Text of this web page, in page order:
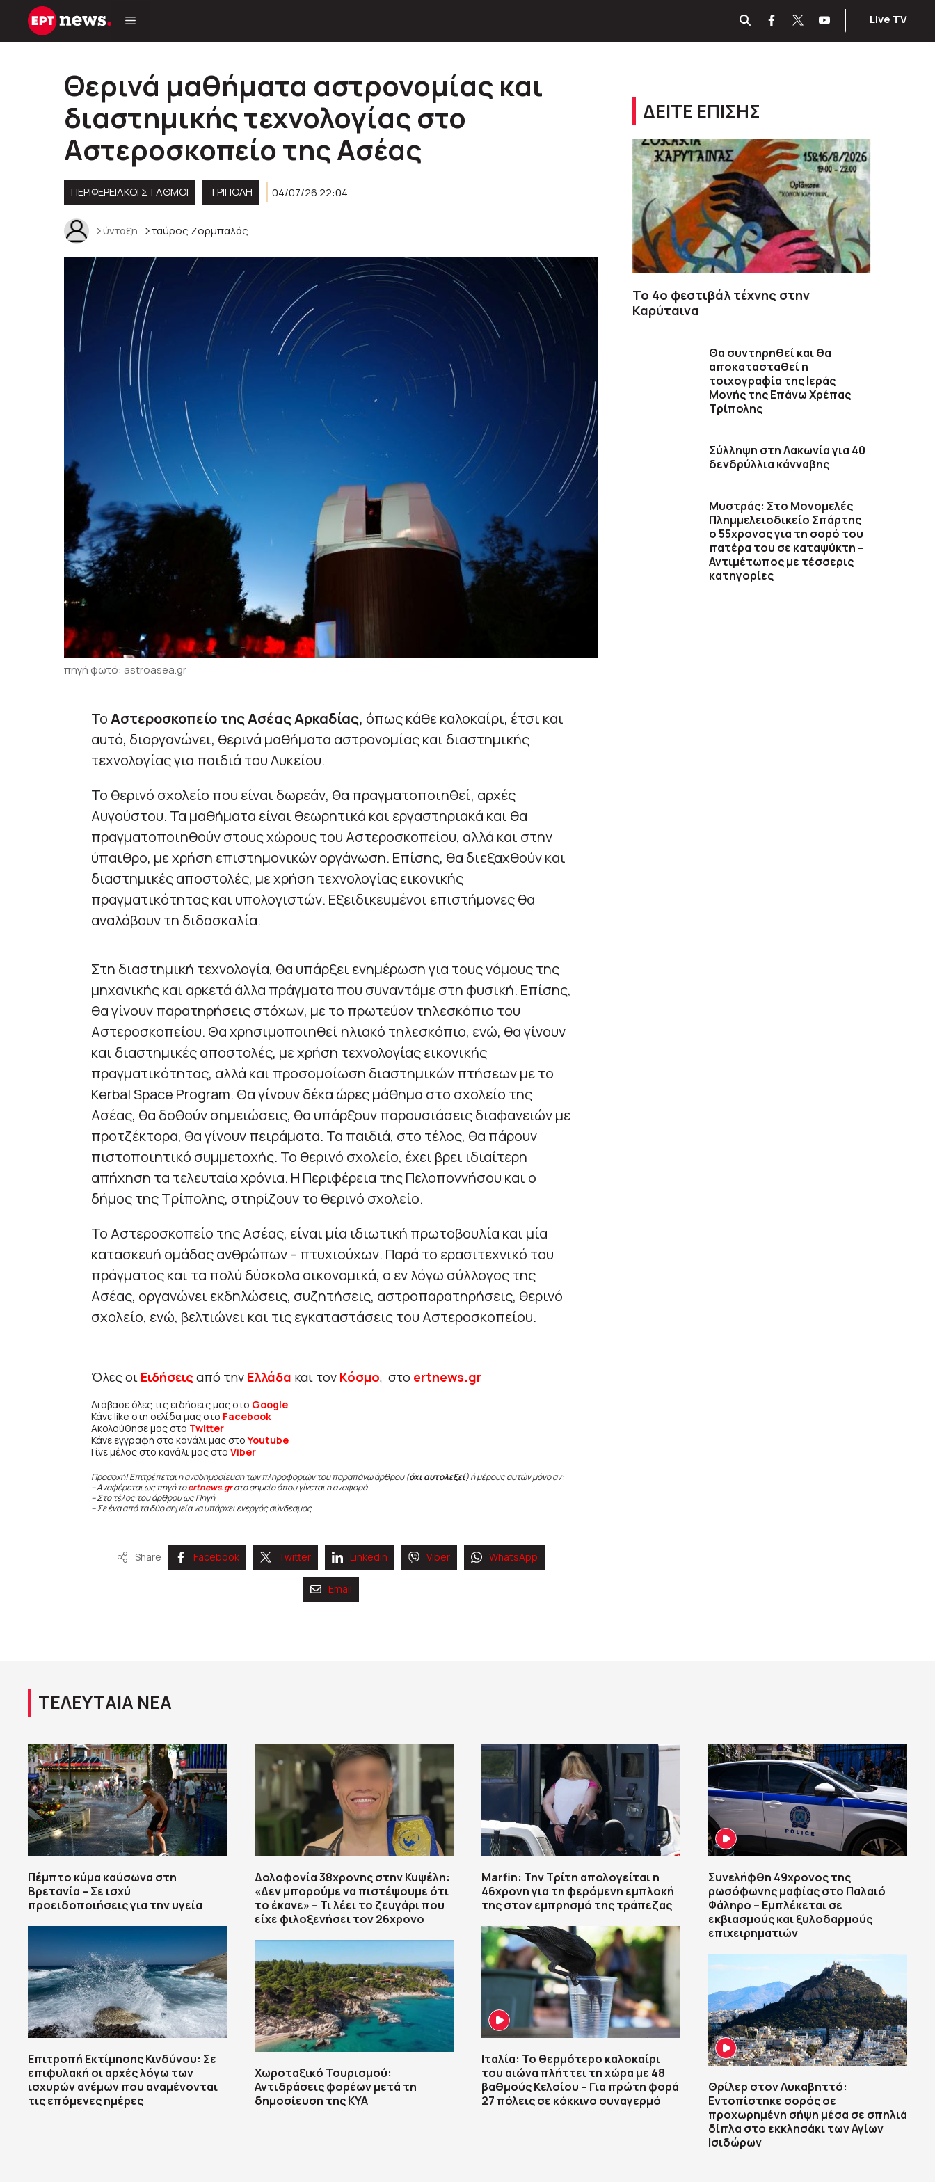
Μετάβαση
Live TV
Θερινά μαθήματα αστρονομίας και
διαστημικής τεχνολογίας στο
Αστεροσκοπείο της Ασέας
ΠΕΡΙΦΕΡΕΙΑΚΟΊ ΣΤΑΘΜΟΊ ΤΡΙΠΟΛΗ 04/07/26 22:04
Σύνταξη Σταύρος Ζορμπαλάς
πηγή φωτό: astroasea.gr
ΤοΑστεροσκοπείο της Ασέας Αρκαδίας, όπως κάθε καλοκαίρι, έτσι και
αυτό, διοργανώνει, θερινά μαθήματα αστρονομίας και διαστημικής
τεχνολογίας για παιδιά του Λυκείου.
Το θερινό σχολείο που είναι δωρεάν, θα πραγματοποιηθεί, αρχές
Αυγούστου. Τα μαθήματα είναι θεωρητικά και εργαστηριακά και θα
πραγματοποιηθούν στους χώρους του Αστεροσκοπείου, αλλά και στην
ύπαιθρο, με χρήση επιστημονικών οργάνωση. Επίσης, θα διεξαχθούν και
διαστημικές αποστολές, με χρήση τεχνολογίας εικονικής
πραγματικότητας και υπολογιστών. Εξειδικευμένοι επιστήμονες θα
αναλάβουν τη διδασκαλία.
Στη διαστημική τεχνολογία, θα υπάρξει ενημέρωση για τους νόμους της
μηχανικής και αρκετά άλλα πράγματα που συναντάμε στη φυσική. Επίσης,
θα γίνουν παρατηρήσεις στόχων, με το πρωτεύον τηλεσκόπιο του
Αστεροσκοπείου. Θα χρησιμοποιηθεί ηλιακό τηλεσκόπιο, ενώ, θα γίνουν
και διαστημικές αποστολές, με χρήση τεχνολογίας εικονικής
πραγματικότητας, αλλά και προσομοίωση διαστημικών πτήσεων με το
Kerbal Space Program. Θα γίνουν δέκα ώρες μάθημα στο σχολείο της
Ασέας, θα δοθούν σημειώσεις, θα υπάρξουν παρουσιάσεις διαφανειών με
προτζέκτορα, θα γίνουν πειράματα. Τα παιδιά, στο τέλος, θα πάρουν
πιστοποιητικό συμμετοχής. Το θερινό σχολείο, έχει βρει ιδιαίτερη
απήχηση τα τελευταία χρόνια. Η Περιφέρεια της Πελοποννήσου και ο
δήμος της Τρίπολης, στηρίζουν το θερινό σχολείο.
Το Αστεροσκοπείο της Ασέας, είναι μία ιδιωτική πρωτοβουλία και μία
κατασκευή ομάδας ανθρώπων – πτυχιούχων. Παρά το ερασιτεχνικό του
πράγματος και τα πολύ δύσκολα οικονομικά, ο εν λόγω σύλλογος της
Ασέας, oργανώνει εκδηλώσεις, συζητήσεις, αστροπαρατηρήσεις, θερινό
σχολείο, ενώ, βελτιώνει και τις εγκαταστάσεις του Αστεροσκοπείου.
Όλες οι Ειδήσεις από την Ελλάδα και τον Κόσμο, στο ertnews.gr
Διάβασε όλες τις ειδήσεις μας στο Google
Κάνε like στη σελίδα μας στο Facebook
Ακολούθησε μας στο Twitter
Κάνε εγγραφή στο κανάλι μας στοYoutube
Γίνε μέλος στο κανάλι μας στο Viber
Προσοχή! Επιτρέπεται η αναδημοσίευση των πληροφοριών του παραπάνω άρθρου (όχι αυτολεξεί) ή μέρους αυτών μόνο αν:
– Αναφέρεται ως πηγή τοertnews.gr στο σημείο όπου γίνεται η αναφορά.
– Στο τέλος του άρθρου ως Πηγή
– Σε ένα από τα δύο σημεία να υπάρχει ενεργός σύνδεσμος
Share Facebook Twitter Linkedin Viber WhatsApp
Email
ΔΕΙΤΕ ΕΠΙΣΗΣ
To 4ο φεστιβάλ τέχνης στην
Καρύταινα
Θα συντηρηθεί και θα
αποκατασταθεί η
τοιχογραφία της Ιεράς
Μονής της Επάνω Χρέπας
Τρίπολης
Σύλληψη στη Λακωνία για 40
δενδρύλλια κάνναβης
Μυστράς: Στο Μονομελές
Πλημμελειοδικείο Σπάρτης
ο 55χρονος για τη σορό του
πατέρα του σε καταψύκτη –
Αντιμέτωπος με τέσσερις
κατηγορίες
ΤΕΛΕΥΤΑΙΑ ΝΕΑ
Πέμπτο κύμα καύσωνα στη
Βρετανία – Σε ισχύ
προειδοποιήσεις για την υγεία
Επιτροπή Εκτίμησης Κινδύνου: Σε
επιφυλακή οι αρχές λόγω των
ισχυρών ανέμων που αναμένονται
τις επόμενες ημέρες
Δολοφονία 38χρονης στην Κυψέλη:
«Δεν μπορούμε να πιστέψουμε ότι
το έκανε» – Τι λέει το ζευγάρι που
είχε φιλοξενήσει τον 26χρονο
Χωροταξικό Τουρισμού:
Αντιδράσεις φορέων μετά τη
δημοσίευση της ΚΥΑ
Marfin: Την Τρίτη απολογείται η
46χρονη για τη φερόμενη εμπλοκή
της στον εμπρησμό της τράπεζας
Ιταλία: Το θερμότερο καλοκαίρι
του αιώνα πλήττει τη χώρα με 48
βαθμούς Κελσίου – Για πρώτη φορά
27 πόλεις σε κόκκινο συναγερμό
Συνελήφθη 49χρονος της
ρωσόφωνης μαφίας στο Παλαιό
Φάληρο – Εμπλέκεται σε
εκβιασμούς και ξυλοδαρμούς
επιχειρηματιών
Θρίλερ στον Λυκαβηττό:
Εντοπίστηκε σορός σε
προχωρημένη σήψη μέσα σε σπηλιά
δίπλα στο εκκλησάκι των Αγίων
Ισιδώρων